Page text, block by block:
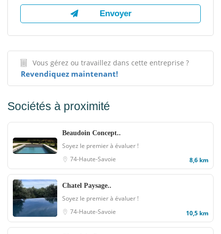
Vous gérez ou travaillez dans cette entreprise ?
Revendiquez maintenant!
Sociétés à proximité
Beaudoin Concept..
Soyez le premier à évaluer !
74-Haute-Savoie
8,6 km
Chatel Paysage..
Soyez le premier à évaluer !
74-Haute-Savoie
10,5 km